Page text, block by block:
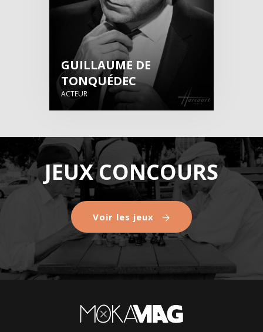
GUILLAUME DE
TONQUÉDEC
ACTEUR
JEUX CONCOURS
Voir les jeux